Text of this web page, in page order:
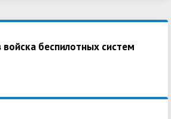
беспилотных систем